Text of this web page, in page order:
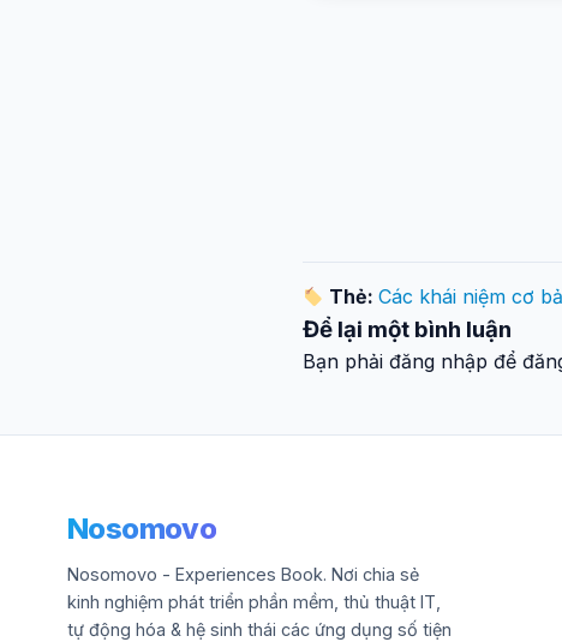
Thẻ:Các khái niệm cơ
Để lại một bình luận
Bạn phải đăng nhập để
Nosomovo
Nosomovo - Experiences Book. Nơi chia sẻ
kinh nghiệm phát triển phần mềm, thủ thuật IT,
tự động hóa & hệ sinh thái các ứng dụng số tiện